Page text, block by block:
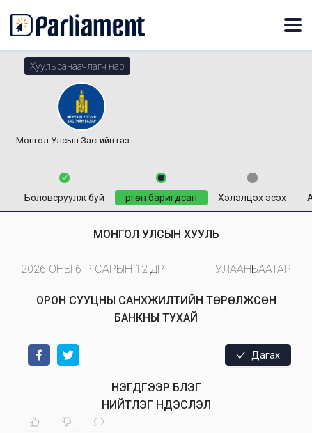
Хууль санаачлагч нар
Монгол Улсын Засгийн газар
Боловсруулж буй Өргөн баригдсан Хэлэлцэх эсэх
МОНГОЛ УЛСЫН ХУУЛЬ
2026 ОНЫ 6-Р САРЫН 12 ӨДӨР УЛААНБААТАР
ОРОН СУУЦНЫ САНХҮҮЖИЛТИЙН ТӨРӨЛЖСӨН
БАНКНЫ ТУХАЙ
Дагах
НЭГДҮГЭЭР БҮЛЭГ
НИЙТЛЭГ ҮНДЭСЛЭЛ